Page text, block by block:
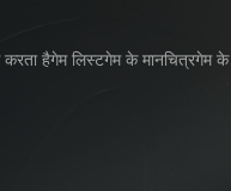
हैगेम लिस्टगेम के मानचित्रगेम